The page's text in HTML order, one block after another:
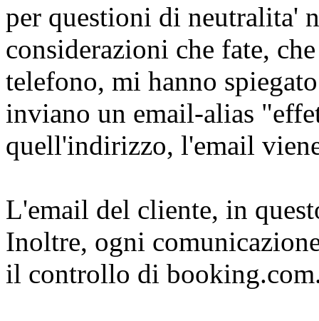
per questioni di neutralita'
considerazioni che fate,
telefono, mi hanno
inviano un email-alias
quell'indirizzo, l'email
L'email del cliente, in
Inoltre, ogni
il controllo di